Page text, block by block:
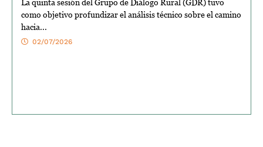
como objetivo profundizar el análisis técnico sobre el camino
hacia...
02/07/2026